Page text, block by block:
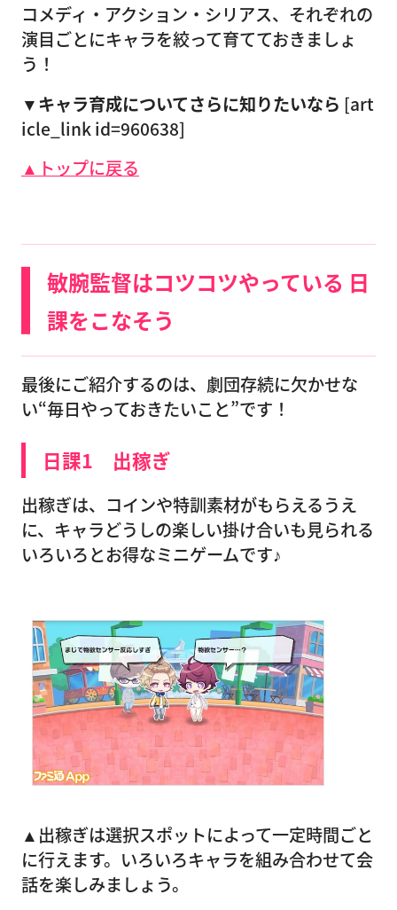
コメディ・アクション・シリアス、それぞれの
演目ごとにキャラを絞って育てておきましょ
う！
▼キャラ育成についてさらに知りたいなら [art
icle_link id=960638]
▲トップに戻る
敏腕監督はコツコツやっている 日
課をこなそう
最後にご紹介するのは、劇団存続に欠かせな
い“毎日やっておきたいこと”です！
日課1 出稼ぎ
出稼ぎは、コインや特訓素材がもらえるうえ
に、キャラどうしの楽しい掛け合いも見られる
いろいろとお得なミニゲームです♪
▲出稼ぎは選択スポットによって一定時間ごと
に行えます。いろいろキャラを組み合わせて会
話を楽しみましょう。